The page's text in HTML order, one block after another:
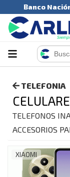
Banco
TELEFONIA
TELEFONOS
ACCESORIOS
XIAOMI